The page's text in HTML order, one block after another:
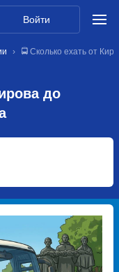
Войти
🚍 Сколько ехать от
до